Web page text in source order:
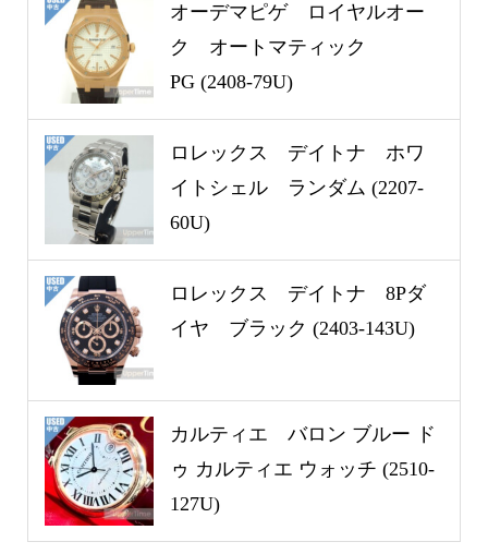
オーデマピゲ ロイヤルオー
ク オートマティック
PG (2408-79U)
ロレックス デイトナ ホワ
イトシェル ランダム (2207-
60U)
ロレックス デイトナ 8Pダ
イヤ ブラック (2403-143U)
カルティエ バロン ブルー ド
ゥ カルティエ ウォッチ (2510-
127U)